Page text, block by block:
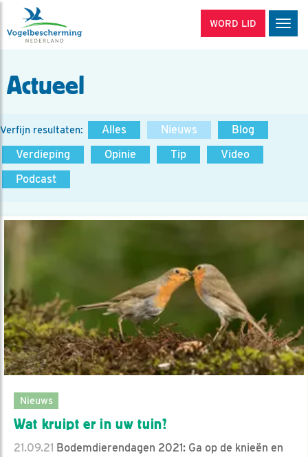
WORD LID
Actueel
Verfijn resultaten: Alles Nieuws
Blog
Verdieping
Opinie Tip
Video
Podcast
Nieuws
Wat kruipt er in uw tuin?
21.09.21 Bodemdierendagen 2021: Ga op de knieën en